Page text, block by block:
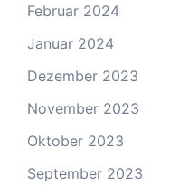
Februar 2024
Januar 2024
Dezember 2023
November 2023
Oktober 2023
September 2023